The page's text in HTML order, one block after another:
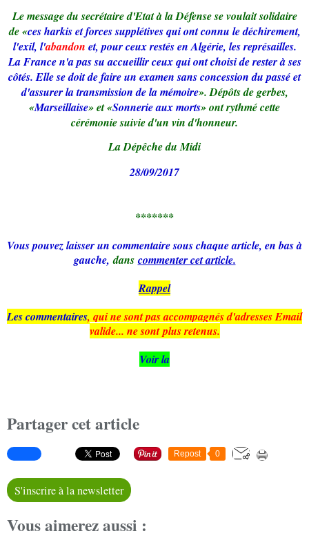
Le message du secrétaire d'Etat à la Défense se voulait solidaire
de «ces harkis et forces supplétives qui ont connu le déchirement,
l'exil, l'abandon et, pour ceux restés en Algérie, les représailles.
La France n'a pas su accueillir ceux qui ont choisi de rester à ses
côtés. Elle se doit de faire un examen sans concession du passé et
d'assurer la transmission de la mémoire». Dépôts de gerbes,
«Marseillaise» et «Sonnerie aux morts» ont rythmé cette
cérémonie suivie d'un vin d'honneur.
La Dépêche du Midi
28/09/2017
*******
Vous pouvez laisser un commentaire sous chaque article, en bas à
gauche,dans commenter cet article.
Rappel
Les commentaires, qui ne sont pas accompagnés d'adresses Email
valide... ne sont plus retenus.
Voir la
Partager cet article
Repost 0
S'inscrire à la newsletter
Vous aimerez aussi :